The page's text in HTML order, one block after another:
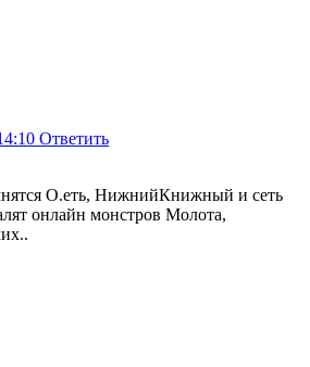
Ответить
О.еть, НижнийКнижный и сеть
онлайн монстров Молота,